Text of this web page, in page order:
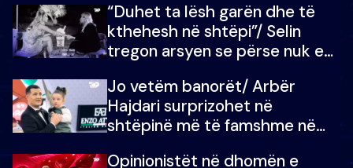
“Duhet ta lësh garën dhe të
kthehesh në shtëpi”/ Selin
tregon arsyen se përse nuk e
çoja luftën time deri në fund
Jo vetëm banorët/ Arbër
Hajdari surprizohet në
shtëpinë më të famshme në
Opinionistët në dhomën e